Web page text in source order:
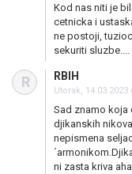
Kod nas niti je
cetnicka i
ne postoji,
sekuriti sluzbe....
R RBIH
Utorak, 14.03.2023
Sad znamo koja
djikanskih
nepismena
ni zasta kriva